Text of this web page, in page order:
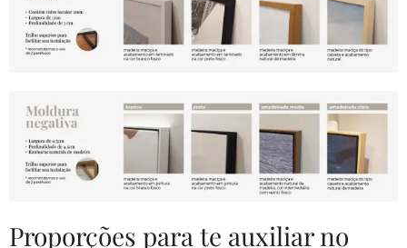
Proporções para te auxiliar no